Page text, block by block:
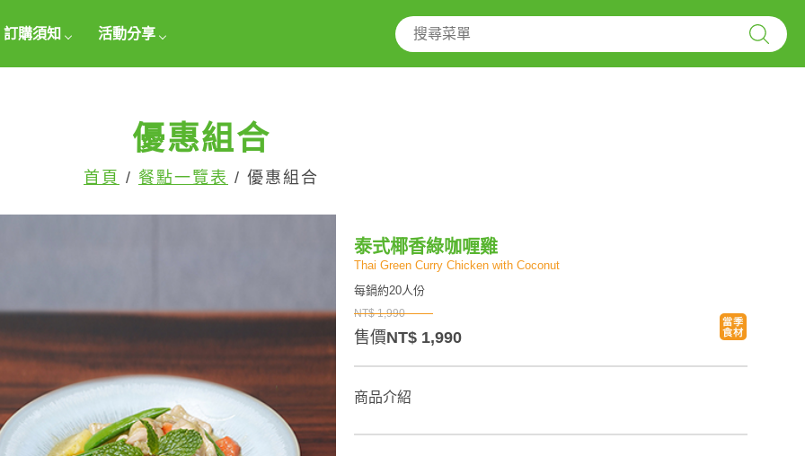
訂購須知 活動分享
優惠組合
首頁 / 餐點一覽表 / 優惠組合
泰式椰香綠咖喱雞
Thai Green Curry Chicken with Coconut
每鍋約20人份
NT$ 1,990
售價NT$ 1,990
商品介紹